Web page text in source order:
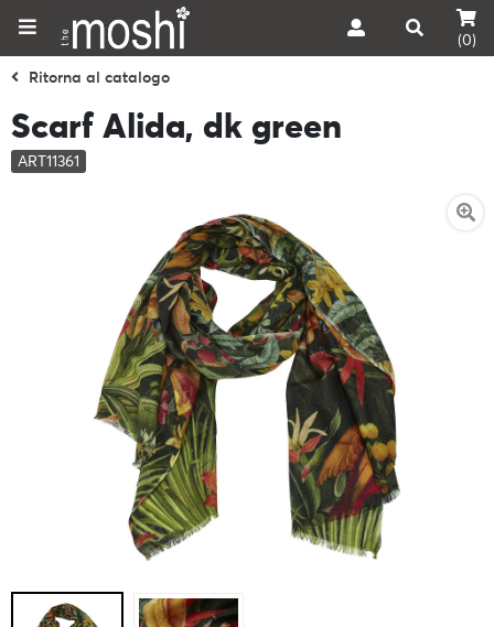
(0)
Ritorna al catalogo
Scarf Alida, dk green
ART11361